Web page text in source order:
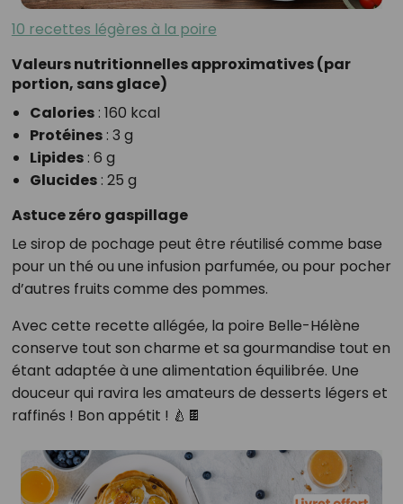
10 recettes légères à la poire
Valeurs nutritionnelles approximatives (par
portion, sans glace)
Calories: 160 kcal
Protéines: 3 g
Lipides: 6 g
Glucides: 25 g
Astuce zéro gaspillage
Le sirop de pochage peut être réutilisé comme base
pour un thé ou une infusion parfumée, ou pour pocher
d’autres fruits comme des pommes.
Avec cette recette allégée, la poire Belle-Hélène
conserve tout son charme et sa gourmandise tout en
étant adaptée à une alimentation équilibrée. Une
douceur qui ravira les amateurs de desserts légers et
raffinés ! Bon appétit ! 🍐🍫